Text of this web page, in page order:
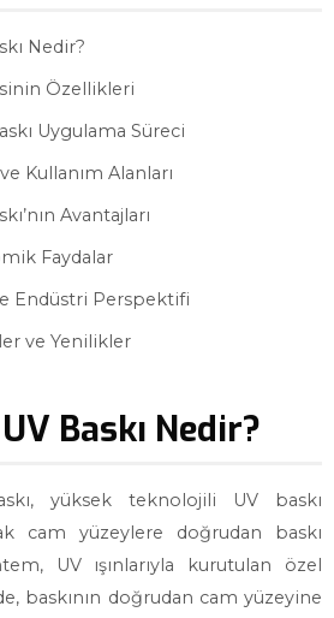
Nedir?
Özellikleri
Uygulama Süreci
Kullanım Alanları
Avantajları
Faydalar
Endüstri Perspektifi
ve Yenilikler
Baskı Nedir?
yüksek teknolojili UV baskı
cam yüzeylere doğrudan baskı
UV ışınlarıyla kurutulan özel
baskının doğrudan cam yüzeyine